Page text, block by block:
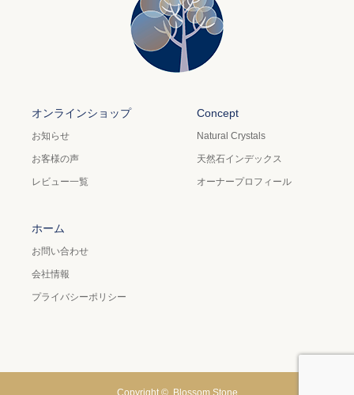
オンラインショップ
お知らせ
お客様の声
レビュー一覧
Concept
Natural Crystals
天然石インデックス
オーナープロフィール
ホーム
お問い合わせ
会社情報
プライバシーポリシー
Copyright © Blossom Stone